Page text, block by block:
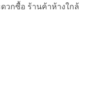
วกซื้อ ร้านค้าห้างใกล้